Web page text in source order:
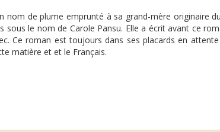
nom de plume emprunté à sa grand-mère originaire
sous le nom de Carole Pansu. Elle a écrit avant ce
Ce roman est toujours dans ses placards en
matière et et le Français.